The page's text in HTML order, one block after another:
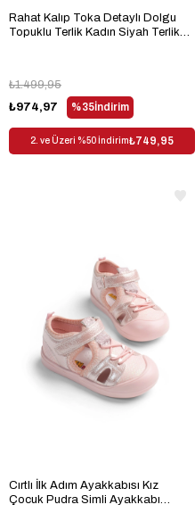
Rahat Kalıp Toka Detaylı Dolgu
Topuklu Terlik Kadın Siyah Terlik
%35İndirim
₺974,97
₺1.499,95
2. ve Üzeri %50 İndirim₺749,95
Cırtlı İlk Adım Ayakkabısı Kız
Çocuk Pudra Simli Ayakkabı